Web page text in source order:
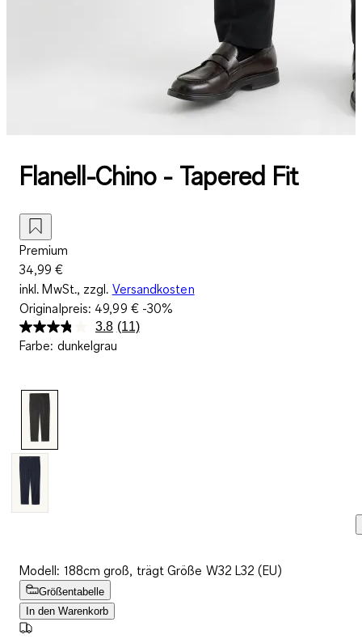
Flanell-Chino - Tapered Fit
Premium
34,99 €
inkl. MwSt., zzgl. Versandkosten
Originalpreis: 49,99 €-30%
3.8 11
(11)
Farbe: dunkelgrau
Modell: 188cm groß, trägt Größe W32 L32 (EU)
Größentabelle
In den Warenkorb